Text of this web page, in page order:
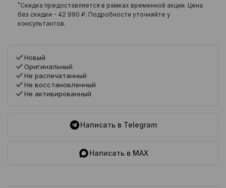
*Скидка предоставляется в рамках временной акции. Цена
без скидки - 42 990 ₽. Подробности уточняйте у
консультантов.
Новый
Оригинальный
Не распечатанный
Не восстановленный
Не активированный
Написать в Telegram
Написать в MAX